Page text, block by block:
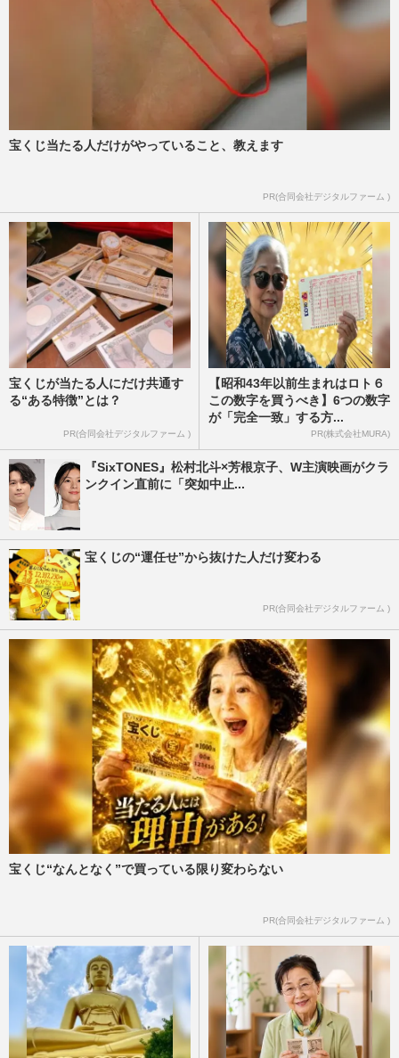
宝くじ当たる人だけがやっていること、教えます
PR(合同会社デジタルファーム )
宝くじが当たる人にだけ共通す
る“ある特徴”とは？
PR(合同会社デジタルファーム )
【昭和43年以前生まれはロト６
この数字を買うべき】6つの数字
が「完全一致」する方...
PR(株式会社MURA)
『SixTONES』松村北斗×芳根京子、W主演映画がクラ
ンクイン直前に「突如中止...
宝くじの“運任せ”から抜けた人だけ変わる
PR(合同会社デジタルファーム )
宝くじ“なんとなく”で買っている限り変わらない
PR(合同会社デジタルファーム )